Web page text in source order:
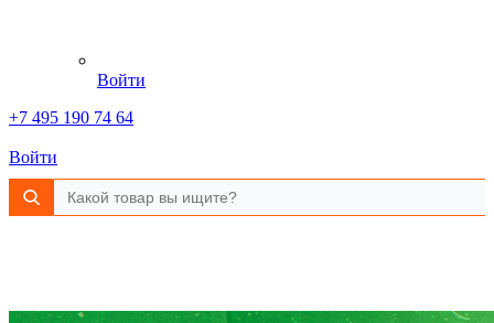
Войти
+7 495 190 74 64
Войти